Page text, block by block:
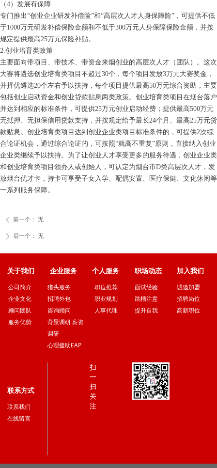
（4）发展有保障
专门推出“创业企业研发补偿险”和“高层次人才人身保障险”，可提供不低
于1000万元研发补偿保险金额和不低于300万元人身保障保险金额，并按
规定提供最高25万元保险补贴。
2.创业培育类政策
主要面向带项目、带技术、带资金来烟创业的高层次人才（团队）。这次
大赛将遴选创业培育类项目不超过30个，每个项目发放3万元大赛奖金，
并择优遴选20个左右予以扶持，每个项目提供最高50万元综合资助，主要
包括创业启动资金和创业贷款贴息两类政策。创业培育类项目在烟台落户
并达到相应的标准条件，可提供25万元创业启动经费；提供最高500万元
无抵押、无担保信用贷款支持，并按规定给予最长24个月、最高25万元贷
款贴息。创业培育类项目达到创业企业类项目标准条件的，可提供2次综
合论证机会，通过综合论证的，可按照“就高不重复”原则，直接纳入创业
企业类继续予以扶持。为了让创业人才享受更多的服务待遇，创业企业类
和创业培育类项目领办人或创始人，可认定为烟台市D类高层次人才，发
放烟台优才卡，持卡可享受子女入学、配偶安置、医疗保健、文化休闲等
一系列服务保障。
ꄴ 前一个： 无
ꄲ 后一个： 无
关于我们 企业服务 个人服务 职场动态 加入我们
联系方式
扫
一
扫
关
注
公司简介
企业文化
顾问团队
服务优势
猎头服务
招聘外包
咨询顾问
背景调研 薪资
调研
心理援助EAP
职位推荐
职业规划
人事代理
面试经验
跳槽注意
提升自我
诚邀加盟
招聘岗位
高薪职位
联系我们
在线留言